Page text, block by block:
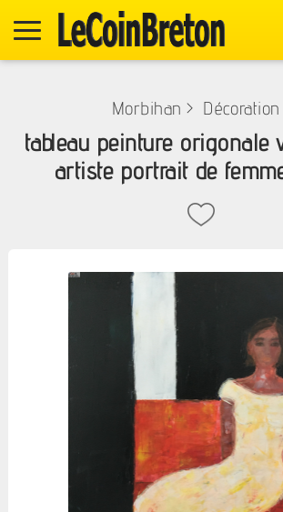
Morbihan > Décoration
tableau peinture origonale
artiste portrait de